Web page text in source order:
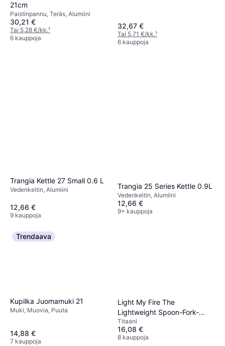
21cm
Paistinpannu, Teräs, Alumiini
30,21 €
Tai 5,28 €/kk.¹
6 kauppoja
32,67 €
Tai 5,71 €/kk.¹
6 kauppoja
Trangia Kettle 27 Small 0.6 L
Vedenkeitin, Alumiini
12,66 €
9 kauppoja
Trangia 25 Series Kettle 0.9L
Vedenkeitin, Alumiini
12,66 €
9+ kauppoja
Trendaava
Kupilka Juomamuki 21
Muki, Muovia, Puuta
14,88 €
7 kauppoja
Light My Fire The
Lightweight Spoon-Fork-
Knife
Titaani
16,08 €
8 kauppoja